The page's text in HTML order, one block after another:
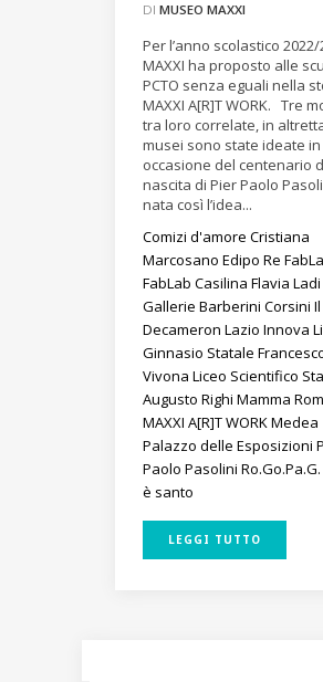
DI MUSEO MAXXI
Per l’anno scolastico 2022/
MAXXI ha proposto alle
PCTO senza eguali nella
MAXXI A[R]T WORK. Tre
tra loro correlate, in
musei sono state ideate in
occasione del centenario
nascita di Pier Paolo
nata così l’idea...
Comizi d'amore Cristiana
Marcosano Edipo Re
FabLab Casilina Flavia Ladi
Gallerie Barberini Corsini Il
Decameron Lazio Innova
Ginnasio Statale
Vivona Liceo Scientifico
Augusto Righi Mamma
MAXXI A[R]T WORKMedea
Palazzo delle Esposizioni
Paolo Pasolini Ro.Go.Pa.G.
è santo
LEGGI TUTTO